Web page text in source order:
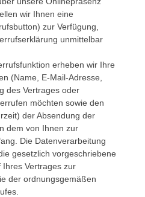
wir Ihnen eine
zur Verfügung,
unmittelbar
erheben wir Ihre
(Name, E-Mail-Adresse,
des Vertrages oder
möchten sowie den
der Absendung der
dem von Ihnen zur
Die Datenverarbeitung
gesetzlich vorgeschriebene
Ihres Vertrages zur
der ordnungsgemäßen